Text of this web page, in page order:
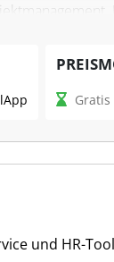
der
die die
App
und HR-